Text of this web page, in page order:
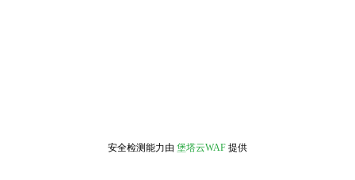
安全检测能力由 堡塔云WAF 提供